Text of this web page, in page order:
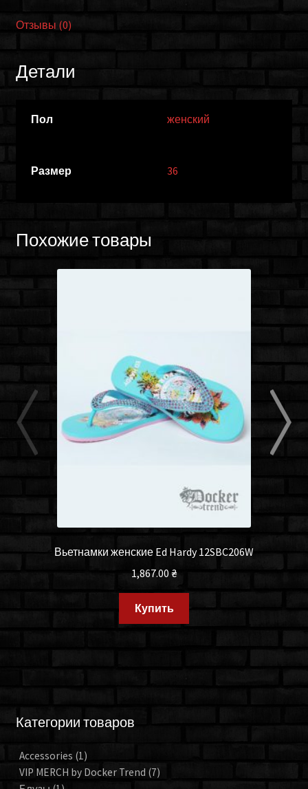
Отзывы (0)
Детали
Пол женский
Размер 36
Похожие товары
Вьетнамки женские Ed Hardy 12SBC206W
1,867.00₴
Купить
Категории товаров
Accessories (1)
VIP MERCH by Docker Trend (7)